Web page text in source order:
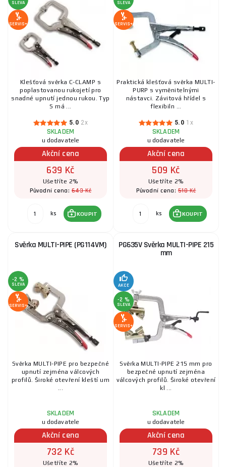
SLEVA
SERVIS+
Klešťová svěrka C-CLAMP s
poplastovanou rukojetí pro
snadné upnutí jednou rukou. Typ
S má ...
5.0 2x
SKLADEM
u dodavatele
Akční cena
639 Kč
Ušetříte 2%
Původní cena:643 Kč
ks KOUPIT
SLEVA
SERVIS+
Praktická klešťová svěrka MULTI-
PURP s vyměnitelnými
nástavci. Závitová hřídel s
flexibiln ...
5.0 1x
SKLADEM
u dodavatele
Akční cena
509 Kč
Ušetříte 2%
Původní cena:518 Kč
ks KOUPIT
Svěrka MULTI-PIPE (PG114VM)
-2 %
SLEVA
SERVIS+
Svěrka MULTI-PIPE pro bezpečné
upnutí zejména válcových
profilů. Široké otevření kleští um
...
SKLADEM
u dodavatele
Akční cena
732 Kč
Ušetříte 2%
PG635V Svěrka MULTI-PIPE 215
mm
AKCE
-2 %
SLEVA
SERVIS+
Svěrka MULTI-PIPE 215 mm pro
bezpečné upnutí zejména
válcových profilů. Široké otevření
kl ...
SKLADEM
u dodavatele
Akční cena
739 Kč
Ušetříte 2%